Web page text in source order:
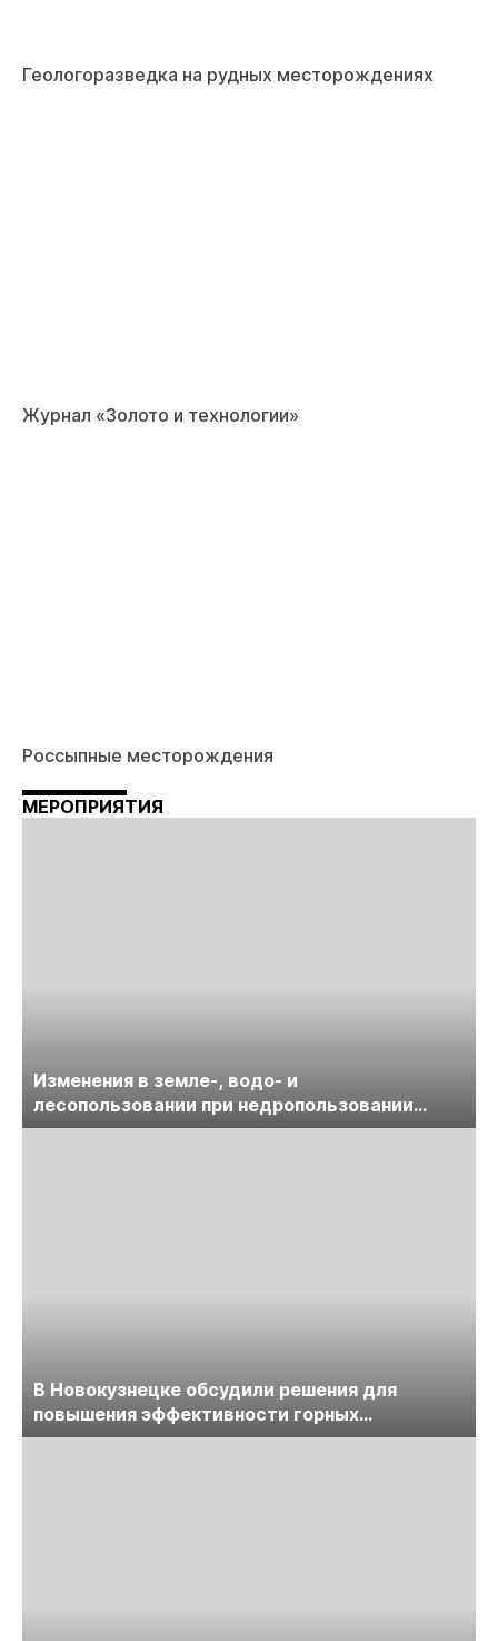
Геологоразведка на рудных месторождениях
Журнал «Золото и технологии»
Россыпные месторождения
МЕРОПРИЯТИЯ
Изменения в земле-, водо- и
лесопользовании при недропользовании
обсудят на семинаре «ПравоТЭК»
В Новокузнецке обсудили решения для
повышения эффективности горных
предприятий